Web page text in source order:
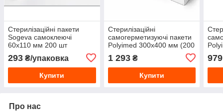
Стерилізаційні пакети
Sogeva самоклеючі
60х110 мм 200 шт
293 ₴/упаковка
Купити
Стерилізаційні
самогерметизуючі пакети
Polyimed 300х400 мм (200
1 293₴
Купити
979
Про нас